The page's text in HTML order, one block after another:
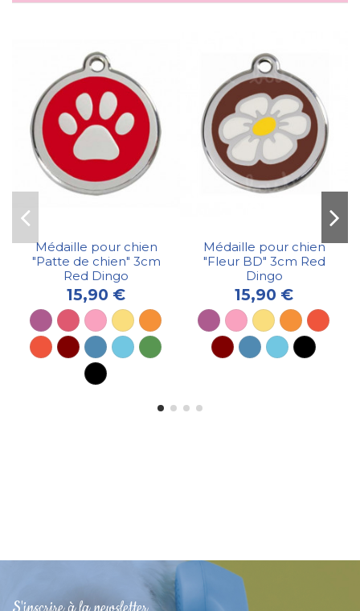
Médaille pour chien
"Patte de chien" 3cm
Red Dingo
15,90 €
Médaille pour chien
"Fleur BD" 3cm Red
Dingo
15,90 €